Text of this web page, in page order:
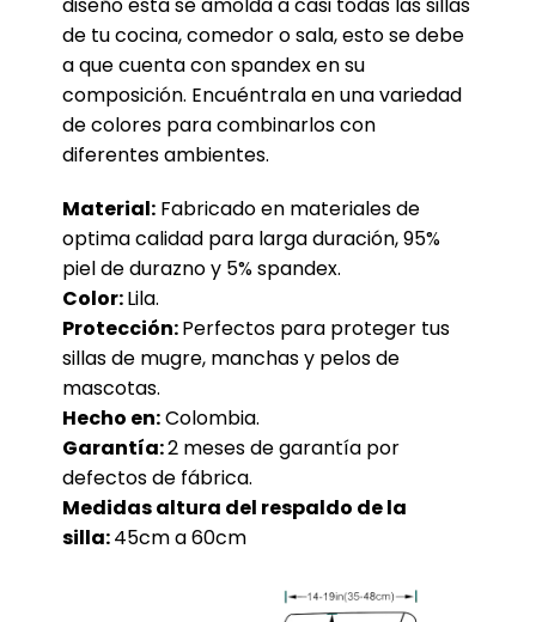
de tu cocina, comedor o sala, esto se debe
a que cuenta con spandex en su
composición. Encuéntrala en una variedad
de colores para combinarlos con
diferentes ambientes.
Material:Fabricado en materiales de
optima calidad para larga duración, 95%
piel de durazno y 5% spandex.
Color:Lila.
Protección:Perfectos para proteger tus
sillas de mugre, manchas y pelos de
mascotas.
Hecho en:Colombia.
Garantía:2 meses de garantía por
defectos de fábrica.
Medidas altura del respaldo de la
silla:45cm a 60cm